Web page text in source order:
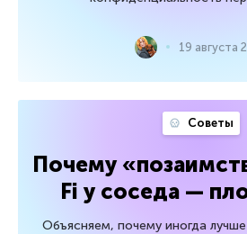
19 августа
Советы
Почему
Fi у соседа —
Объясняем, почему иногда